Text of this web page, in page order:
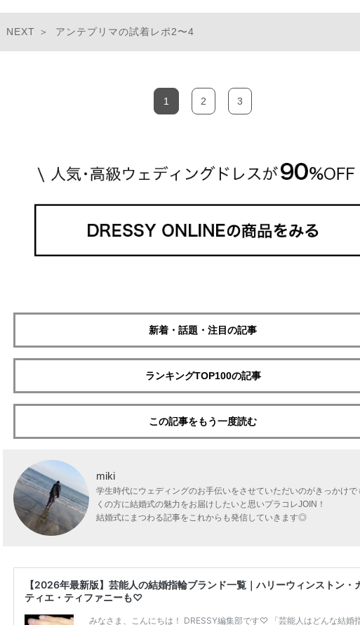
アンテプリマの試着レポ2〜4
1 2 3
新着・話題・注目の記事
ランキングTOP100の記事
この記事をもう一度読む
miki
学生時代にウェディングのお手伝いをさせていただいのがきっかけで
くの方に結婚式の魅力をお届けしたいと思いプラコレJOIN！
結婚式にまつわる記事をこれからも発信していきます◎
【2026年最新版】芸能人の結婚指輪ブランド一覧｜ハリーウィンストン・
ティエ・ティファニーも♡
みなさま、こんにちは！ DRESSY編集部です♡ 「芸能人はどんな結婚